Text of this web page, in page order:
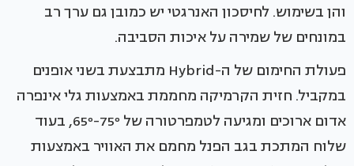
והן בשימוש. לחיסכון האנרגטי יש כמובן גם ערך רב
במונחים של שמירה על איכות הסביבה.
פעולת החימום של ה-Hybrid מתבצעת בשני אופנים
במקביל. חזית הקרמיקה מחממת באמצעות גלי אינפרה
אדום ארוכים ומגיעה לטמפרטורה של 65º-75º, בעוד
שלוח המתכת בגב הפנל מחמם את האוויר באמצעות